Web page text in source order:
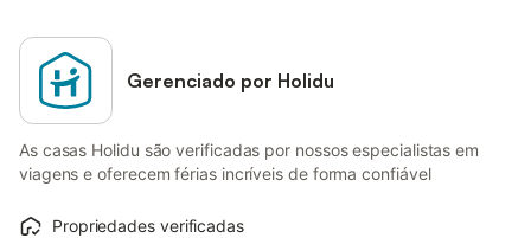
Gerenciado por Holidu
As casas Holidu são verificadas por nossos especialistas em
viagens e oferecem férias incríveis de forma confiável
Propriedades verificadas